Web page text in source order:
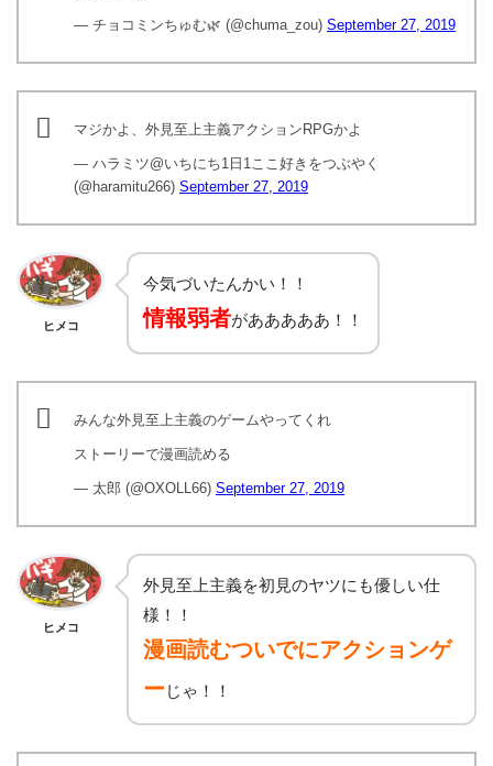
— チョコミンちゅむ🌿 (@chuma_zou) September 27, 2019
マジかよ、外見至上主義アクションRPGかよ
— ハラミツ@いちにち1日1ここ好きをつぶやく
(@haramitu266) September 27, 2019
ヒメコ
今気づいたんかい！！
情報弱者があああああ！！
みんな外見至上主義のゲームやってくれ
ストーリーで漫画読める
— 太郎 (@OXOLL66) September 27, 2019
ヒメコ
外見至上主義を初見のヤツにも優しい仕
様！！
漫画読むついでにアクションゲ
ー じゃ！！